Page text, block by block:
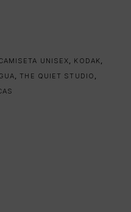
UNISEX, KODAK,
,THE QUIET STUDIO ,